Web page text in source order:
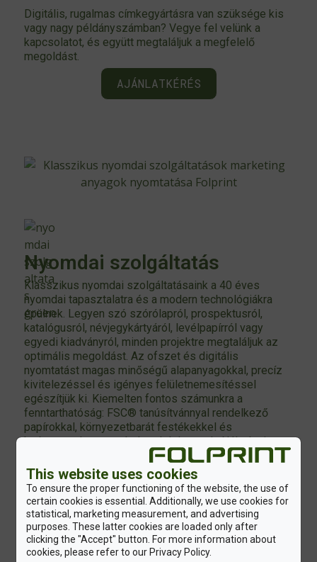
Digitális, rugalmas címkegyártásra van szüksége kis
vagy nagy példányszámban? Vegye fel velünk a
kapcsolatot, és együtt megtaláljuk a megfelelő
megoldást.
AJÁNLATKÉRÉS
Nyomdai szolgáltatás
Klasszikus nyomdai szolgáltatásaink a 40 éves
nyomdai tapasztalatra és a modern technológiákra
épülnek. Legyen szó szórólapról, prospektusról,
katalógusról, névjegykártyáról, levélpapírról vagy
egyedi kiadványról, minden projektre megtaláljuk az
optimális megoldást. Az ofszet és digitális
nyomtatást magas minőségű alapanyagokkal, precíz
kivitelezéssel és igényes felületnemesítéssel
egészítjük ki. Kiemelten fontos számunkra a
fenntarthatóság: FSC® tanúsítvánnyal rendelkező
papírokkal, környezetbarát festékekkel és
karbonsemleges gyártással dolgozunk. Nálunk nincs
sablonmegoldás – minden megrendelés egyedi,
átgondolt és célra szabott.
Minőségi nyomdai anyagokra van szüksége, pontos
határidőkkel? Ossza meg velünk igényeit, és közösen
találjuk meg a megoldást.
AJÁNLATKÉRÉS
This website uses cookies
To ensure the proper functioning of the website, the use of
certain cookies is essential. Additionally, we use cookies for
statistical, marketing measurement, and advertising
purposes. These latter cookies are loaded only after
clicking the "Accept" button. For more information about
cookies, please refer to our Privacy Policy.